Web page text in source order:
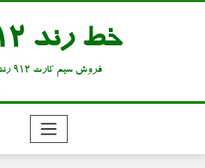
خط رند 912
فروش سیم کارت 912 رند